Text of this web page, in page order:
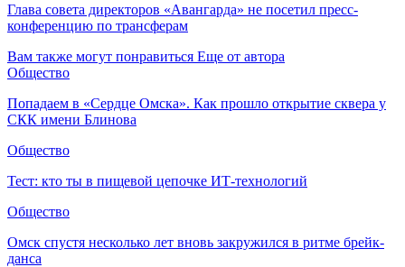
Глава совета директоров «Авангарда» не посетил пресс-
конференцию по трансферам
Вам также могут понравиться Еще от автора
Общество
Попадаем в «Сердце Омска». Как прошло открытие сквера у
СКК имени Блинова
Общество
Тест: кто ты в пищевой цепочке ИТ-технологий
Общество
Омск спустя несколько лет вновь закружился в ритме брейк-
данса